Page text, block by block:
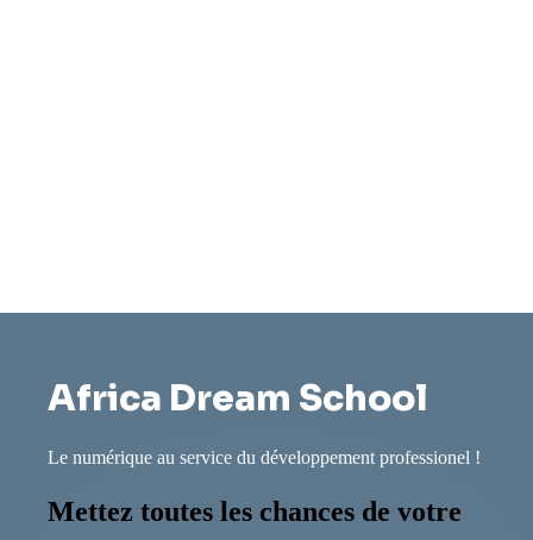
Africa Dream School
Le numérique au service du développement professionel !
Mettez toutes les chances de votre